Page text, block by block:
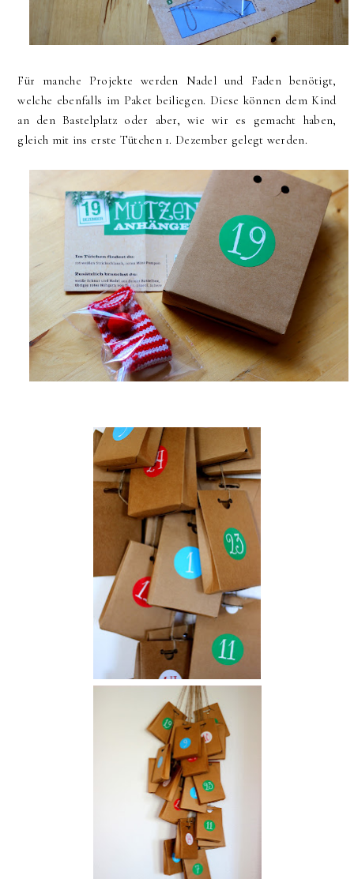
Für manche Projekte werden Nadel und Faden benötigt,
welche ebenfalls im Paket beiliegen. Diese können dem Kind
an den Bastelplatz oder aber, wie wir es gemacht haben,
gleich mit ins erste Tütchen 1. Dezember gelegt werden.